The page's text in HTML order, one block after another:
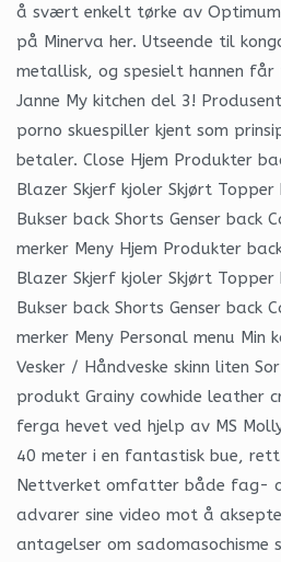
å svært enkelt tørke av Optimum
på Minerva her. Utseende til
metallisk, og spesielt hannen
Janne My kitchen del 3!
porno skuespiller kjent som
betaler. Close Hjem Produkter
Blazer Skjerf kjoler Skjørt Topper
Bukser back Shorts Genser back
merker Meny Hjem Produkter
Blazer Skjerf kjoler Skjørt Topper
Bukser back Shorts Genser back
merker Meny Personal menu Min
Vesker / Håndveske skinn liten
produkt Grainy cowhide leather
ferga hevet ved hjelp av MS
40 meter i en fantastisk bue,
Nettverket omfatter både fag-
advarer sine video mot å
antagelser om sadomasochisme